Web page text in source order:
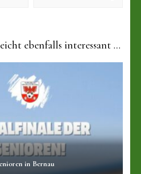
ebenfalls interessant …
in Bernau